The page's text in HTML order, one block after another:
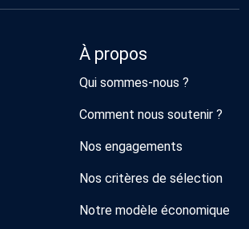
À propos
Qui sommes-nous ?
Comment nous soutenir ?
Nos engagements
Nos critères de sélection
Notre modèle économique